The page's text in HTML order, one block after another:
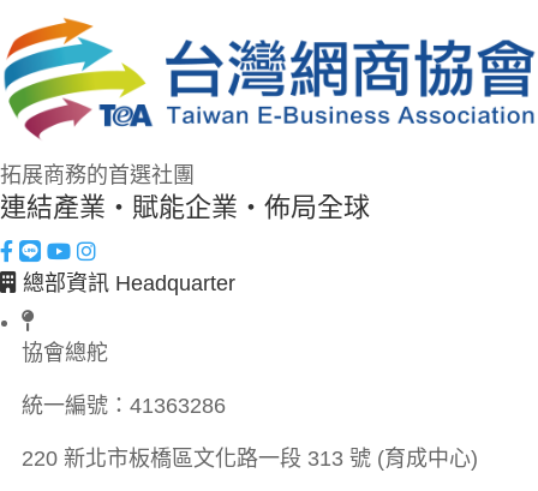
拓展商務的首選社團
連結產業・賦能企業・佈局全球
總部資訊 Headquarter
協會總舵
統一編號： 41363286
220 新北市板橋區文化路一段 313 號 (育成中心)